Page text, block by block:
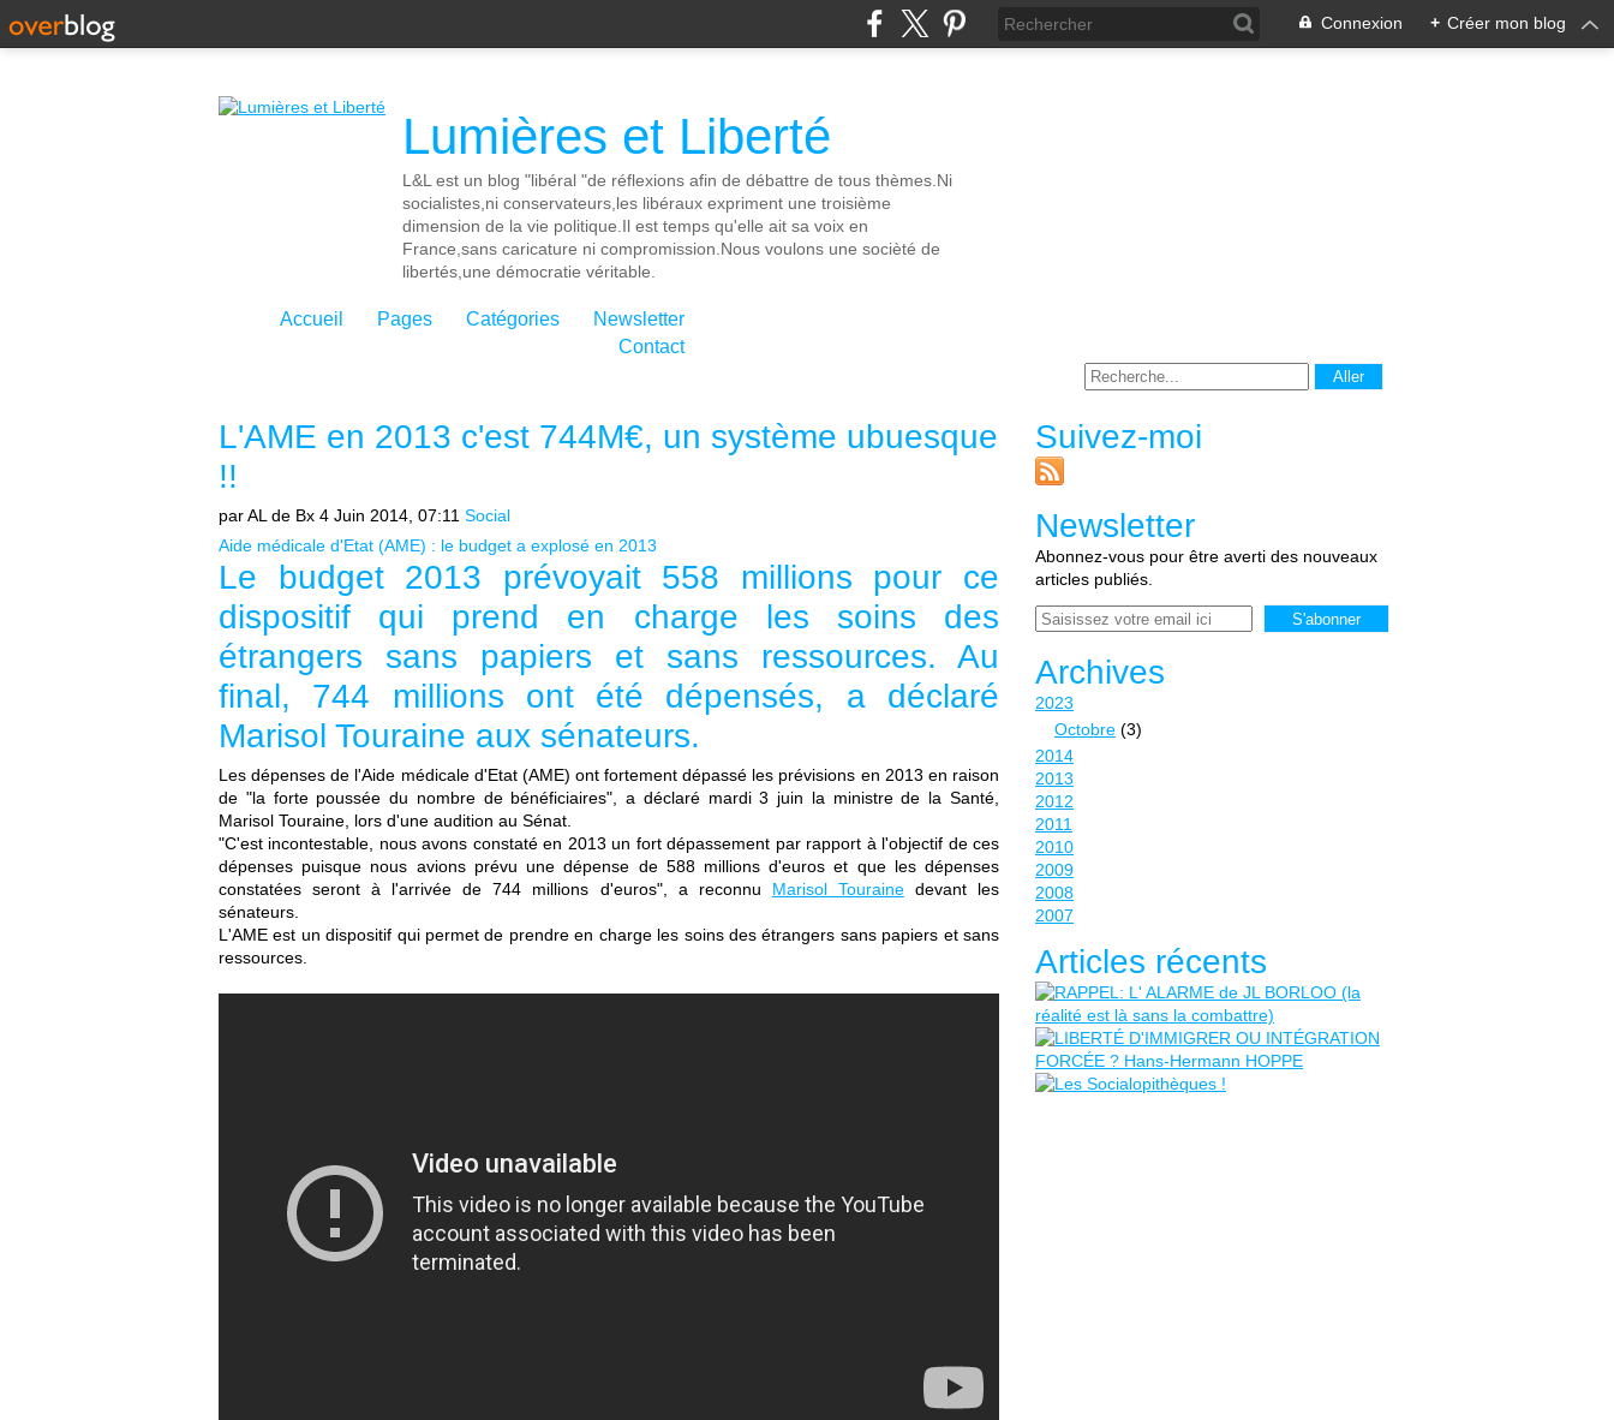
Connexion + Créer mon blog
Lumières et Liberté
L&L est un blog "libéral "de réflexions afin de débattre de tous thèmes.Ni
socialistes,ni conservateurs,les libéraux expriment une troisième
dimension de la vie politique.Il est temps qu'elle ait sa voix en
France,sans caricature ni compromission.Nous voulons une socièté de
libertés,une démocratie véritable.
Accueil Pages Catégories
Newsletter
Contact
L'AME en 2013 c'est 744M€, un système ubuesque
!!
par AL de Bx 4 Juin 2014, 07:11 Social
Aide médicale d'Etat (AME) : le budget a explosé en 2013
Le budget 2013 prévoyait 558 millions pour ce
dispositif qui prend en charge les soins des
étrangers sans papiers et sans ressources. Au
final, 744 millions ont été dépensés, a déclaré
Marisol Touraine aux sénateurs.
Les dépenses de l'Aide médicale d'Etat (AME) ont fortement dépassé les prévisions en 2013 en raison
de "la forte poussée du nombre de bénéficiaires", a déclaré mardi 3 juin la ministre de la Santé,
Marisol Touraine, lors d'une audition au Sénat.
"C'est incontestable, nous avons constaté en 2013 un fort dépassement par rapport à l'objectif de ces
dépenses puisque nous avions prévu une dépense de 588 millions d'euros et que les dépenses
constatées seront à l'arrivée de 744 millions d'euros", a reconnu Marisol Tourainedevant les
sénateurs.
L'AME est un dispositif qui permet de prendre en charge les soins des étrangers sans papiers et sans
ressources.
Suivez-moi
Newsletter
Abonnez-vous pour être averti des nouveaux
articles publiés.
Email
Archives
2023
Octobre (3)
2014
2013
2012
2011
2010
2009
2008
2007
Articles récents